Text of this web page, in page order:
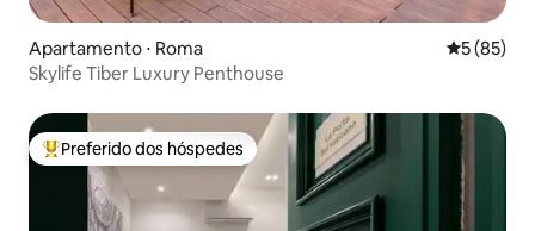
Apartamento ⋅ Roma 5 de uma
5 (85)
Skylife Tiber Luxury Penthouse
Entre os melhores preferidos dos hóspedes
Preferido dos hóspedes